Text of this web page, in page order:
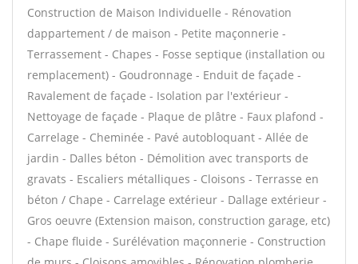
Construction de Maison Individuelle - Rénovation
dappartement / de maison - Petite maçonnerie -
Terrassement - Chapes - Fosse septique (installation ou
remplacement) - Goudronnage - Enduit de façade -
Ravalement de façade - Isolation par l'extérieur -
Nettoyage de façade - Plaque de plâtre - Faux plafond -
Carrelage - Cheminée - Pavé autobloquant - Allée de
jardin - Dalles béton - Démolition avec transports de
gravats - Escaliers métalliques - Cloisons - Terrasse en
béton / Chape - Carrelage extérieur - Dallage extérieur -
Gros oeuvre (Extension maison, construction garage, etc)
- Chape fluide - Surélévation maçonnerie - Construction